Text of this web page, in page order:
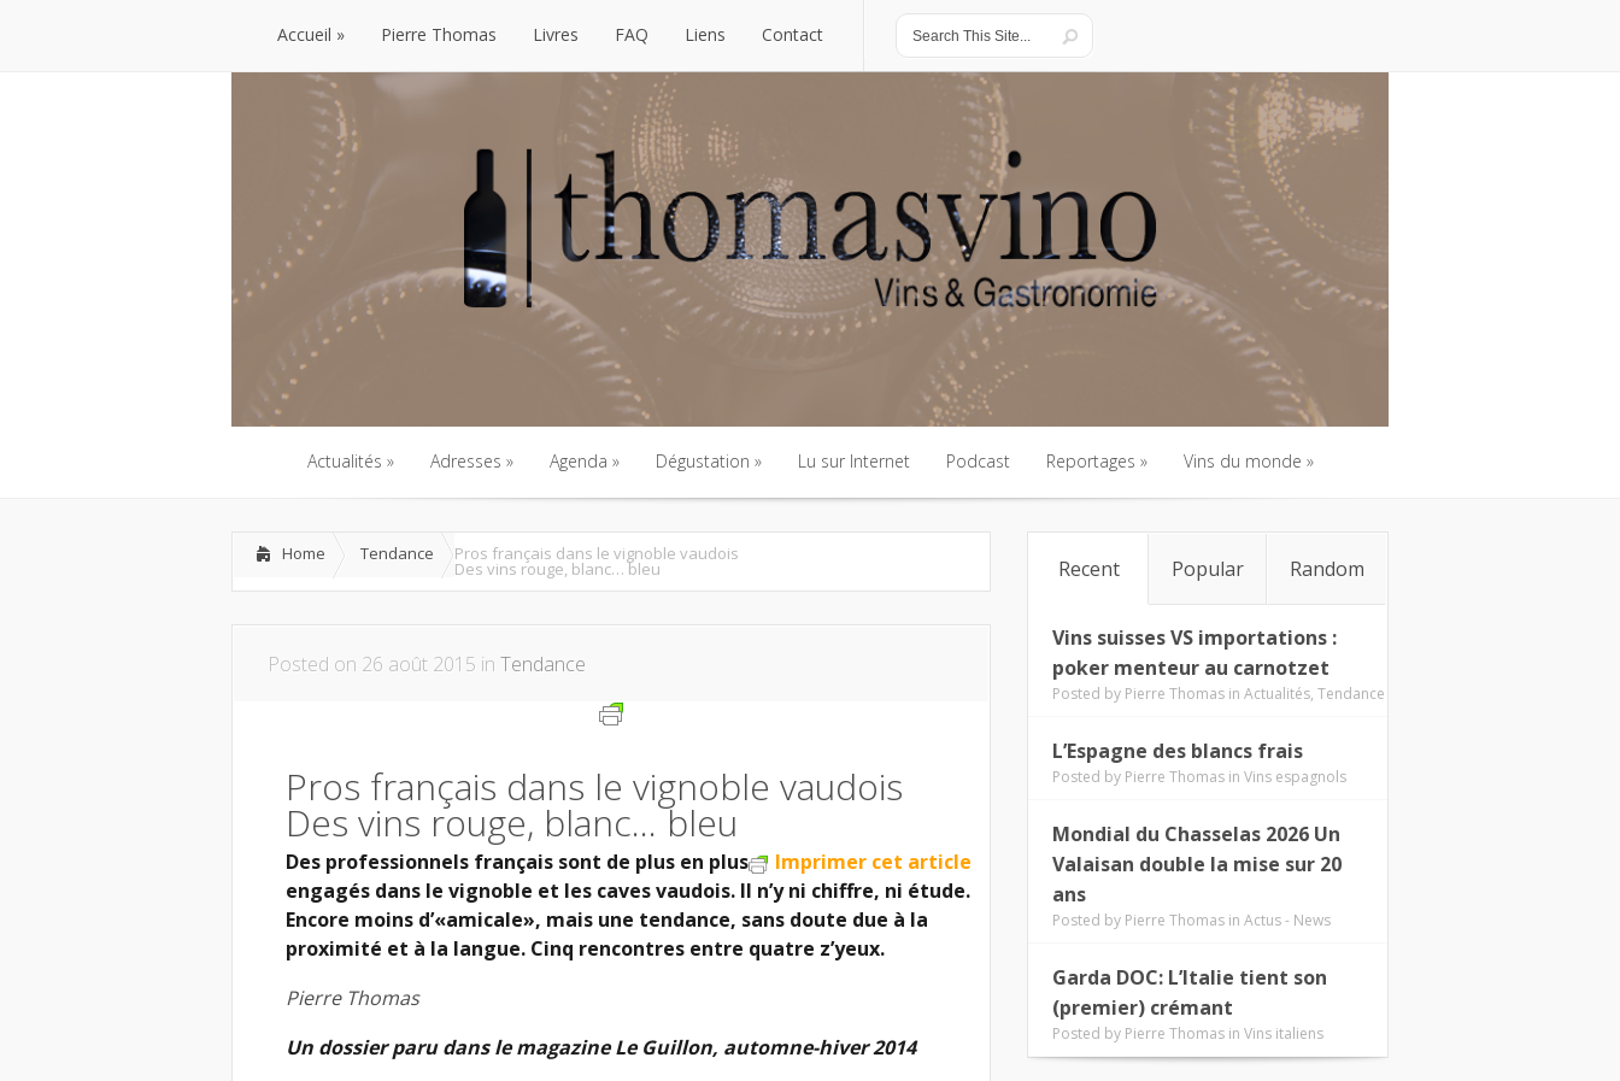
Accueil
Accueil
Pierre Thomas Livres FAQ Liens Contact
Actualités
Actualités
Adresses
Adresses
Agenda
Agenda
Dégustation
Dégustation
Lu sur Internet
Lu sur Internet
Podcast
Podcast
Reportages
Reportages
Vins du monde
Vins du monde
Home Tendance Pros français dans le vignoble vaudois
Des vins rouge, blanc… bleu
Posted on 26 août 2015 in Tendance
Pros français dans le vignoble vaudois
Des vins rouge, blanc… bleu
Imprimer cet article
Des professionnels français sont de plus en plus
engagés dans le vignoble et les caves vaudois. Il n’y ni chiffre, ni étude.
Encore moins d’«amicale», mais une tendance, sans doute due à la
proximité et à la langue. Cinq rencontres entre quatre z’yeux.
Pierre Thomas
Un dossier paru dans le magazine Le Guillon, automne-hiver 2014
Recent Popular Random
Vins suisses VS importations :
poker menteur au carnotzet
Posted by Pierre Thomas in Actualités, Tendance
L’Espagne des blancs frais
Posted by Pierre Thomas in Vins espagnols
Mondial du Chasselas 2026 Un
Valaisan double la mise sur 20
ans
Posted by Pierre Thomas in Actus - News
Garda DOC: L’Italie tient son
(premier) crémant
Posted by Pierre Thomas in Vins italiens